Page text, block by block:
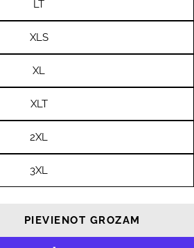
LT
XLS
XL
XLT
2XL
3XL
PIEVIENOT GROZAM